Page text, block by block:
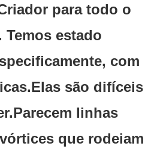
para todo o
Temos estado
com
são difíceis
linhas
que rodeiam